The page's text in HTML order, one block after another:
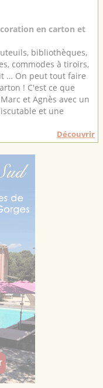
en carton et
bibliothèques,
commodes à tiroirs,
… On peut tout faire
! C'est ce que
et Agnès avec un
et une
Découvrir